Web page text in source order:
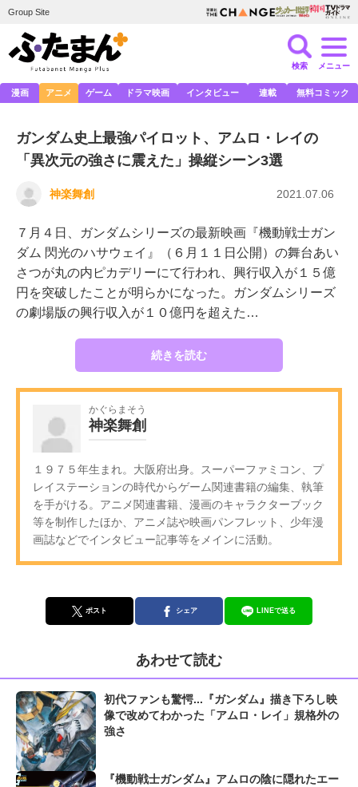
Group Site
検索 メニュー
漫画 アニメ ゲーム ドラマ映画 インタビュー 連載 無料コミック
ガンダム史上最強パイロット、アムロ・レイの
「異次元の強さに震えた」操縦シーン3選
神楽舞創 2021.07.06
７月４日、ガンダムシリーズの最新映画『機動戦士ガン
ダム 閃光のハサウェイ』（６月１１日公開）の舞台あい
さつが丸の内ピカデリーにて行われ、興行収入が１５億
円を突破したことが明らかになった。ガンダムシリーズ
の劇場版の興行収入が１０億円を超えた…
続きを読む
かぐらまそう
神楽舞創
１９７５年生まれ。大阪府出身。スーパーファミコン、プ
レイステーションの時代からゲーム関連書籍の編集、執筆
を手がける。アニメ関連書籍、漫画のキャラクターブック
等を制作したほか、アニメ誌や映画パンフレット、少年漫
画誌などでインタビュー記事等をメインに活動。
ポスト シェア LINEで送る
あわせて読む
初代ファンも驚愕...『ガンダム』描き下ろし映
像で改めてわかった「アムロ・レイ」規格外の
強さ
『機動戦士ガンダム』アムロの陰に隠れたエー